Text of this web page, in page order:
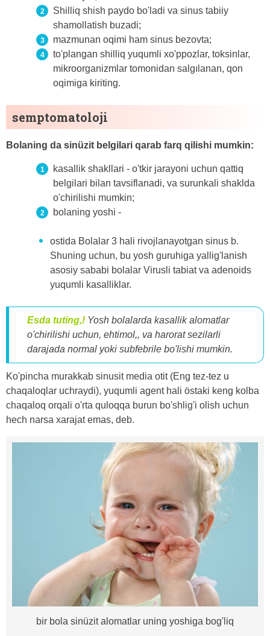
Shilliq shish paydo bo'ladi va sinus tabiiy
shamollatish buzadi;
mazmunan oqimi ham sinus bezovta;
to'plangan shilliq yuqumli xo'ppozlar, toksinlar,
mikroorganizmlar tomonidan salgılanan, qon
oqimiga kiriting.
semptomatoloji
Bolaning da sinüzit belgilari qarab farq qilishi mumkin:
kasallik shakllari - o'tkir jarayoni uchun qattiq
belgilari bilan tavsiflanadi, va surunkali shaklda
o'chirilishi mumkin;
bolaning yoshi -
ostida Bolalar 3 hali rivojlanayotgan sinus b.
Shuning uchun, bu yosh guruhiga yallig'lanish
asosiy sababi bolalar Virusli tabiat va adenoids
yuqumli kasalliklar.
Esda tuting,! Yosh bolalarda kasallik alomatlar
o'chirilishi uchun, ehtimol,, va harorat sezilarli
darajada normal yoki subfebrile bo'lishi mumkin.
Ko'pincha murakkab sinusit media otit (Eng tez-tez u
chaqaloqlar uchraydi), yuqumli agent hali östaki keng kolba
chaqaloq orqali o'rta quloqqa burun bo'shlig'i olish uchun
hech narsa xarajat emas, deb.
bir bola sinüzit alomatlar uning yoshiga bog'liq